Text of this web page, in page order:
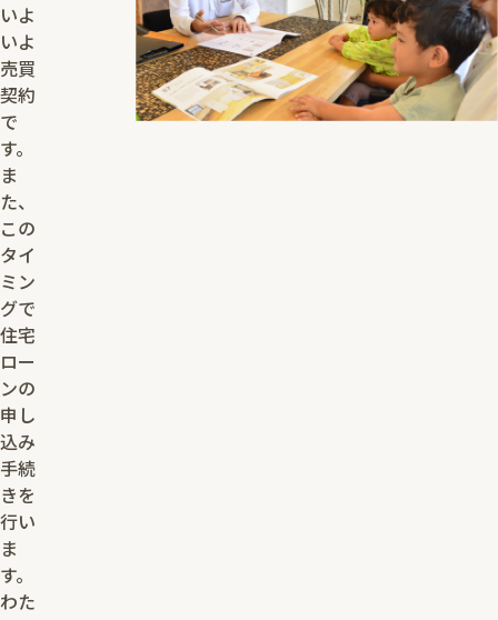
いよ
いよ
売買
契約
で
す。
ま
た、
この
タイ
ミン
グで
住宅
ロー
ンの
申し
込み
手続
きを
行い
ま
す。
わた